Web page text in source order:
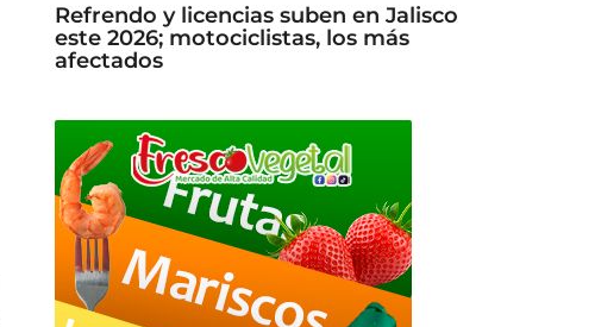
Refrendo y licencias suben en Jalisco
este 2026; motociclistas, los más
afectados